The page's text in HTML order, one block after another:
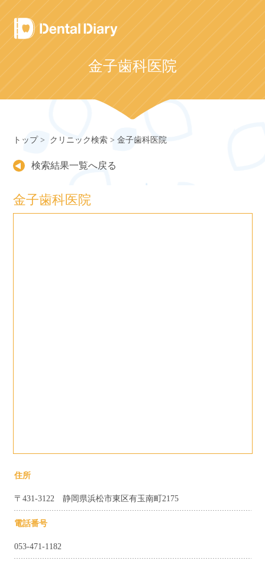
Skip
to
content
金子歯科医院
トップ クリニック検索 金子歯科医院
検索結果一覧へ戻る
金子歯科医院
住所
〒431-3122 静岡県浜松市東区有玉南町2175
電話番号
053-471-1182